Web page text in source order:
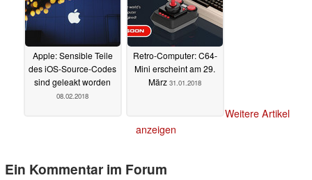
Apple: Sensible Teile
des iOS-Source-Codes
sind geleakt worden
08.02.2018
Retro-Computer: C64-
Mini erscheint am 29.
März 31.01.2018
Weitere Artikel
anzeigen
Ein Kommentar im Forum